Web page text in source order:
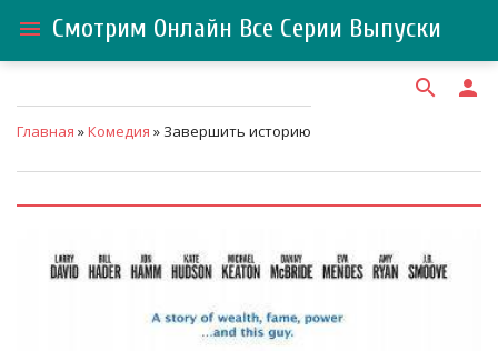
menu Смотрим Онлайн Все Серии Выпуски
search person
Главная »Комедия » Завершить историю